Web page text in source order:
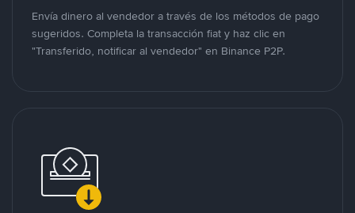
Envía dinero al vendedor a través de los métodos de pago
sugeridos. Completa la transacción fiat y haz clic en
"Transferido, notificar al vendedor" en Binance P2P.